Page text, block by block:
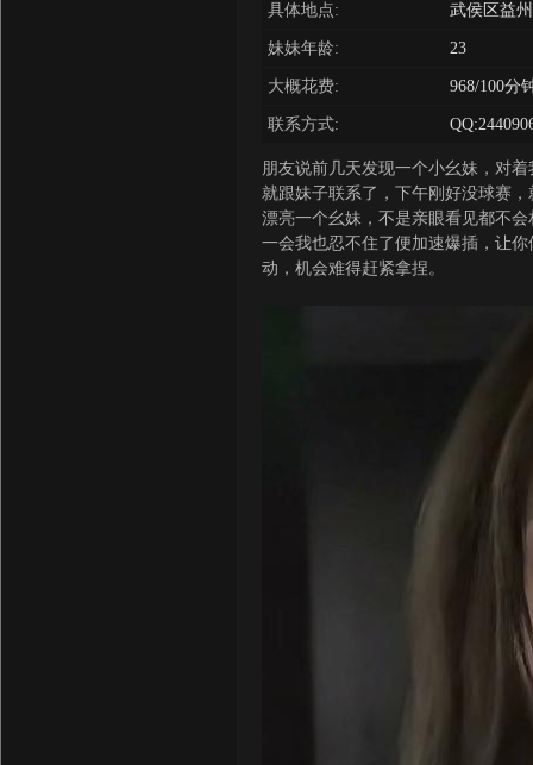
具体地点: 武侯区益
妹妹年龄: 23
大概花费: 968/100分
联系方式:
朋友说前几天发现一个小幺妹，对
就跟妹子联系了，下午刚好没球赛
漂亮一个幺妹，不是亲眼看见都不
一会我也忍不住了便加速爆插，让
动，机会难得赶紧拿捏。